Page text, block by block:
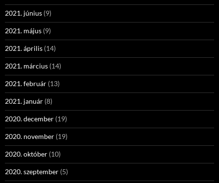
2021. június (9)
2021. május (9)
2021. április (14)
2021. március (14)
2021. február (13)
2021. január (8)
2020. december (19)
2020. november (19)
2020. október (10)
2020. szeptember (5)